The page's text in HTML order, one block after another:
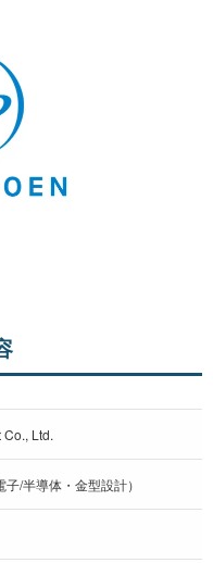
Ltd.
/半導体・金型設計）